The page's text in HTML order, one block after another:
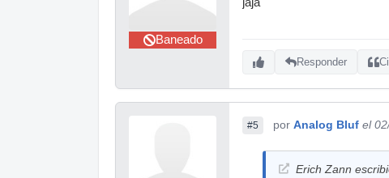
Baneado
Responder
#5 por Analog Bluf el
Erich Zann